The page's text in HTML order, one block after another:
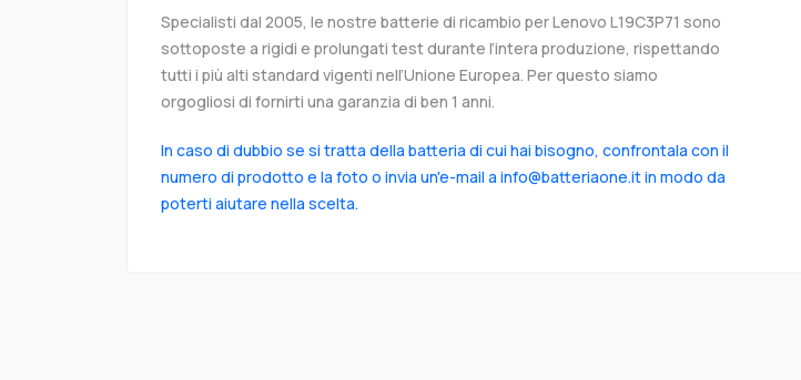
Specialisti dal 2005, le nostre batterie di ricambio per Lenovo L19C3P71 sono
sottoposte a rigidi e prolungati test durante l’intera produzione, rispettando
tutti i più alti standard vigenti nell’Unione Europea. Per questo siamo
orgogliosi di fornirti una garanzia di ben 1 anni.
In caso di dubbio se si tratta della batteria di cui hai bisogno, confrontala con il
numero di prodotto e la foto o invia un'e-mail a info@batteriaone.it in modo da
poterti aiutare nella scelta.